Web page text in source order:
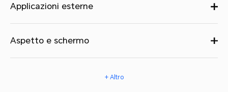
Applicazioni esterne
Aspetto e schermo
+ Altro